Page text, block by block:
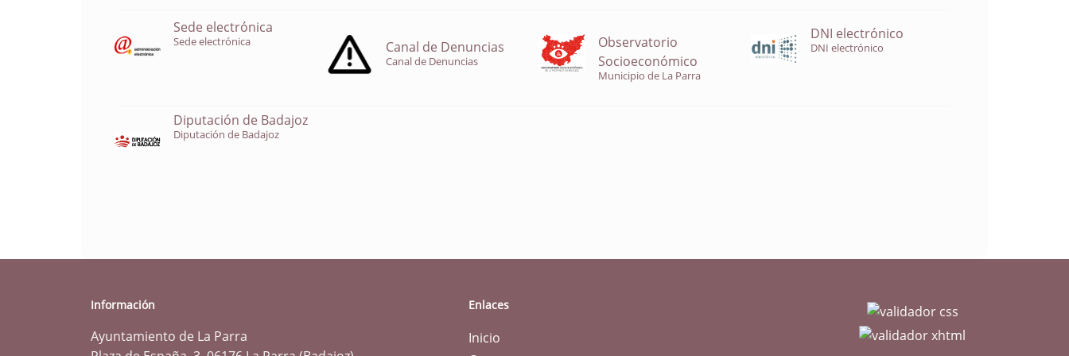
Sede electrónica
Sede electrónica Canal de Denuncias
Canal de Denuncias
Observatorio
Socioeconómico
Municipio de La Parra
DNI electrónico
DNI electrónico
Diputación de Badajoz
Diputación de Badajoz
Información
Ayuntamiento de La Parra
Enlaces
Inicio